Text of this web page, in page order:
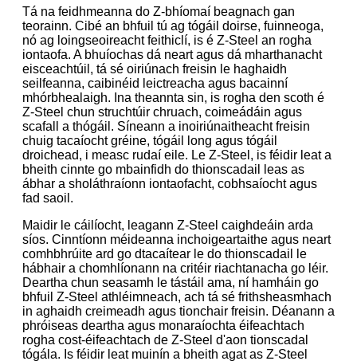
Tá na feidhmeanna do Z-bhíomaí beagnach gan
teorainn. Cibé an bhfuil tú ag tógáil doirse, fuinneoga,
nó ag loingseoireacht feithiclí, is é Z-Steel an rogha
iontaofa. A bhuíochas dá neart agus dá mharthanacht
eisceachtúil, tá sé oiriúnach freisin le haghaidh
seilfeanna, caibinéid leictreacha agus bacainní
mhórbhealaigh. Ina theannta sin, is rogha den scoth é
Z-Steel chun struchtúir chruach, coimeádáin agus
scafall a thógáil. Síneann a inoiriúnaitheacht freisin
chuig tacaíocht gréine, tógáil long agus tógáil
droichead, i measc rudaí eile. Le Z-Steel, is féidir leat a
bheith cinnte go mbainfidh do thionscadail leas as
ábhar a sholáthraíonn iontaofacht, cobhsaíocht agus
fad saoil.
Maidir le cáilíocht, leagann Z-Steel caighdeáin arda
síos. Cinntíonn méideanna inchoigeartaithe agus neart
comhbhrúite ard go dtacaítear le do thionscadail le
hábhair a chomhlíonann na critéir riachtanacha go léir.
Deartha chun seasamh le tástáil ama, ní hamháin go
bhfuil Z-Steel athléimneach, ach tá sé frithsheasmhach
in aghaidh creimeadh agus tionchair freisin. Déanann a
phróiseas deartha agus monaraíochta éifeachtach
rogha cost-éifeachtach de Z-Steel d'aon tionscadal
tógála. Is féidir leat muinín a bheith agat as Z-Steel